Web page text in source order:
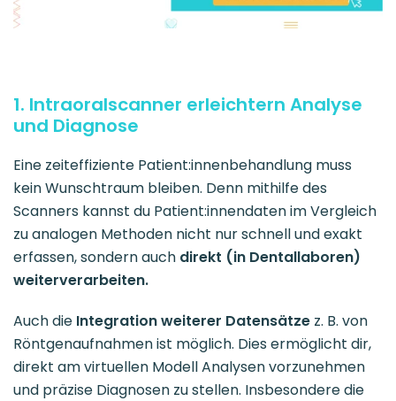
1. Intraoralscanner erleichtern Analyse
und Diagnose
Eine zeiteffiziente Patient:innenbehandlung muss
kein Wunschtraum bleiben. Denn mithilfe des
Scanners kannst du Patient:innendaten im Vergleich
zu analogen Methoden nicht nur schnell und exakt
erfassen, sondern auch direkt (in Dentallaboren)
weiterverarbeiten.
Auch die Integration weiterer Datensätze z. B. von
Röntgenaufnahmen ist möglich. Dies ermöglicht dir,
direkt am virtuellen Modell Analysen vorzunehmen
und präzise Diagnosen zu stellen. Insbesonderedie